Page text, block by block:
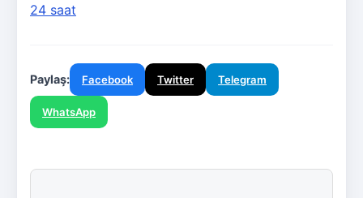
24 saat
Paylaş: Facebook Twitter Telegram
WhatsApp